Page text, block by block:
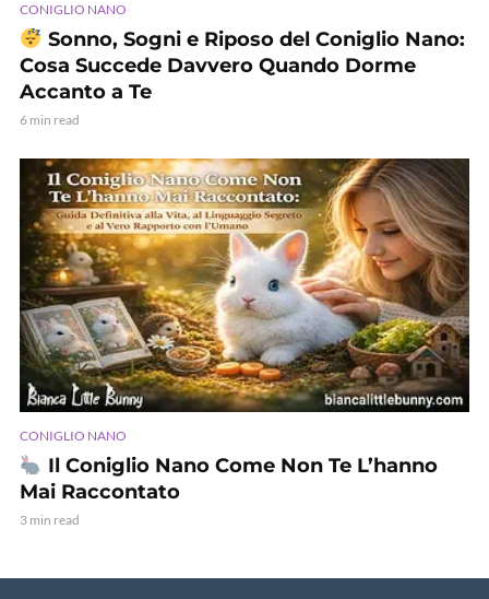
CONIGLIO NANO
Sonno, Sogni e Riposo del Coniglio Nano:
Cosa Succede Davvero Quando Dorme
Accanto a Te
6 min read
CONIGLIO NANO
Il Coniglio Nano Come Non Te L’hanno
Mai Raccontato
3 min read